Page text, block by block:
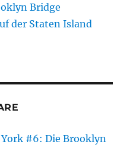
Bridge
der Staten Island
York #6: Die Brooklyn